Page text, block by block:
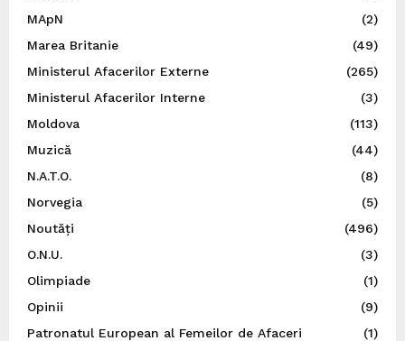
MApN
(2)
Marea Britanie
(49)
Ministerul Afacerilor Externe
(265)
Ministerul Afacerilor Interne
(3)
Moldova
(113)
Muzică
(44)
N.A.T.O.
(8)
Norvegia
(5)
Noutăți
(496)
O.N.U.
(3)
Olimpiade
(1)
Opinii
(9)
Patronatul European al Femeilor de Afaceri
(1)